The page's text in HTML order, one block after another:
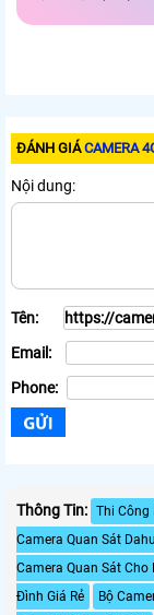
ĐÁNH GIÁCAMERA
Nội dung:
Tên:
Email:
Phone:
Thông Tin: Thi Công
Camera Quan Sát
Camera Quan Sát Cho
Đình Giá Rẻ
Bộ